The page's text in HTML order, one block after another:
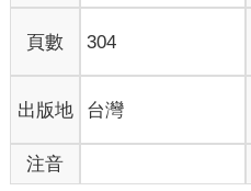
頁數 304
出版地 台灣
注音